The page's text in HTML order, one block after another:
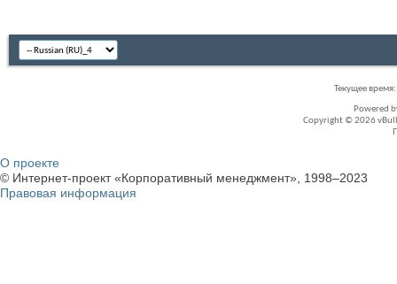
Текущее время:
Powered
Copyright © 2026
О проекте
© Интернет-проект «Корпоративный менеджмент», 1998–2023
Правовая информация